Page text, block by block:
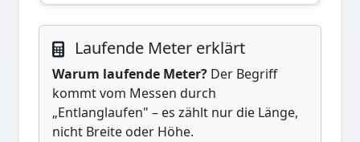
Laufende Meter erklärt
Warum laufende Meter? Der Begriff
kommt vom Messen durch
„Entlanglaufen" – es zählt nur die Länge,
nicht Breite oder Höhe.